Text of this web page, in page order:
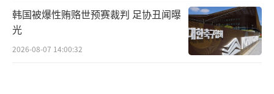
韩国被爆性贿赂世预赛裁判 足协丑闻曝
光
2026-08-07 14:00:32